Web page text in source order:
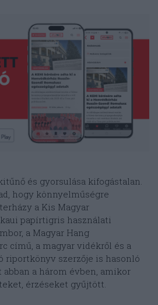
és gyorsulása kifogástalan.
hogy könnyelműségre
a Kis Magyar
papírtigris használati
a Magyar Hang
című, a magyar vidékről és a
riportkönyv szerzője is hasonló
a három évben, amikor
érzéseket gyűjtött.